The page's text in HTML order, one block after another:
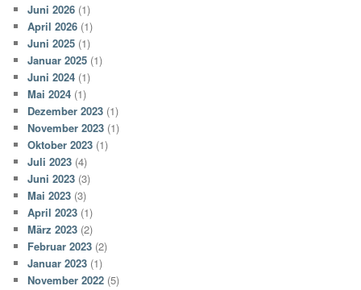
Juni 2026 (1)
April 2026 (1)
Juni 2025 (1)
Januar 2025 (1)
Juni 2024 (1)
Mai 2024 (1)
Dezember 2023 (1)
November 2023 (1)
Oktober 2023 (1)
Juli 2023 (4)
Juni 2023 (3)
Mai 2023 (3)
April 2023 (1)
März 2023 (2)
Februar 2023 (2)
Januar 2023 (1)
November 2022 (5)